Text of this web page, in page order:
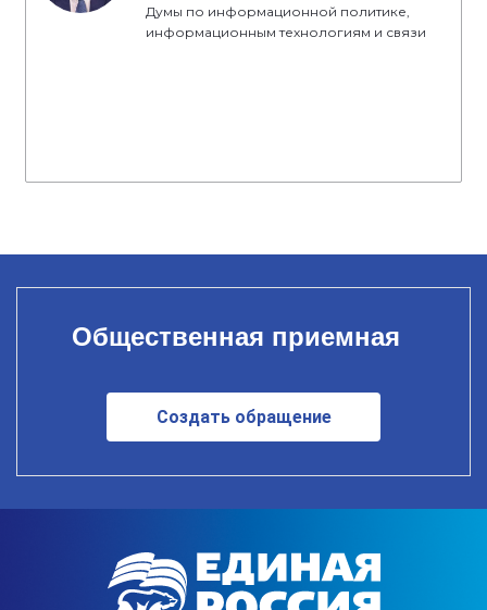
Думы по информационной политике,
информационным технологиям и связи
Общественная приемная
Создать обращение